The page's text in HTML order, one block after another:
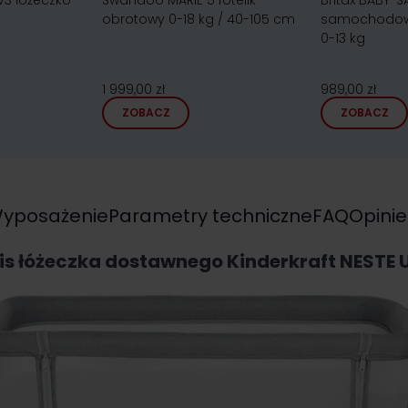
obrotowy 0-18 kg / 40-105 cm
1 999,00 zł
ZOBACZ
0-13 kg
989,00 zł
ZOBACZ
łóżeczka dostawnego Kinderkraft NESTE
Parametry techniczneFAQOpinie